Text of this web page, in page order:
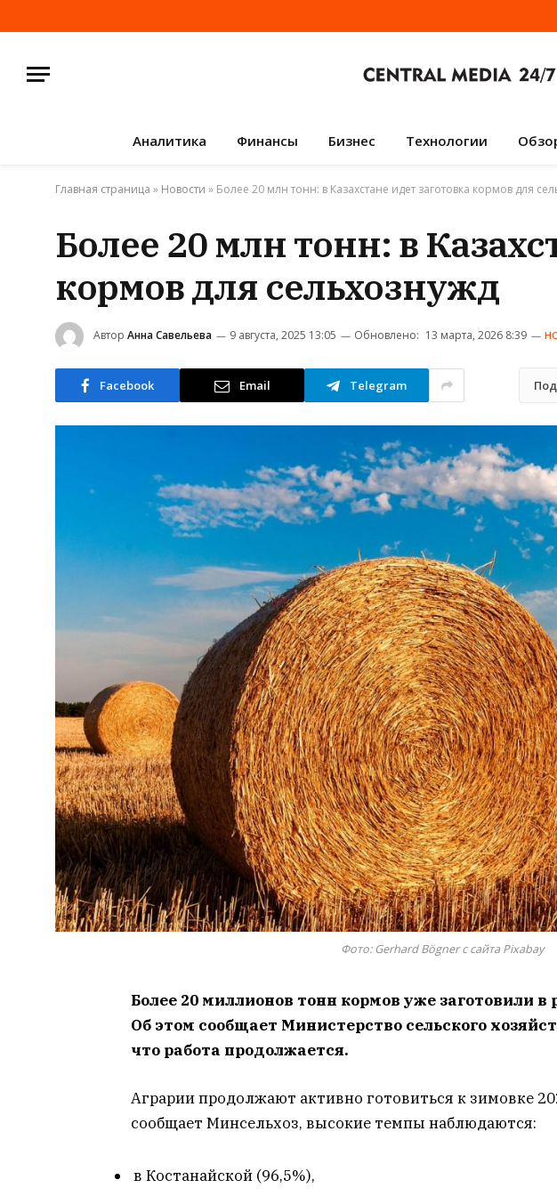
Аналитика Финансы Бизнес Технологии
Главная страница » Новости » Более 20 млн тонн: в Казахстане идет заготовка кормов для
Более 20 млн тонн: в
кормов для сельхознужд
Автор Анна Савельева 9 августа, 2025 13:05 Обновлено: 13 марта, 2026 8:39
Facebook Email Telegram
Фото: Gerhard Bögner с сайта Pixabay
Более 20 миллионов тонн кормов уже заготовили в
Об этом сообщает Министерство сельского
что работа продолжается.
Аграрии продолжают активно готовиться к зимовке
сообщает Минсельхоз, высокие темпы наблюдаются:
в Костанайской (96,5%),